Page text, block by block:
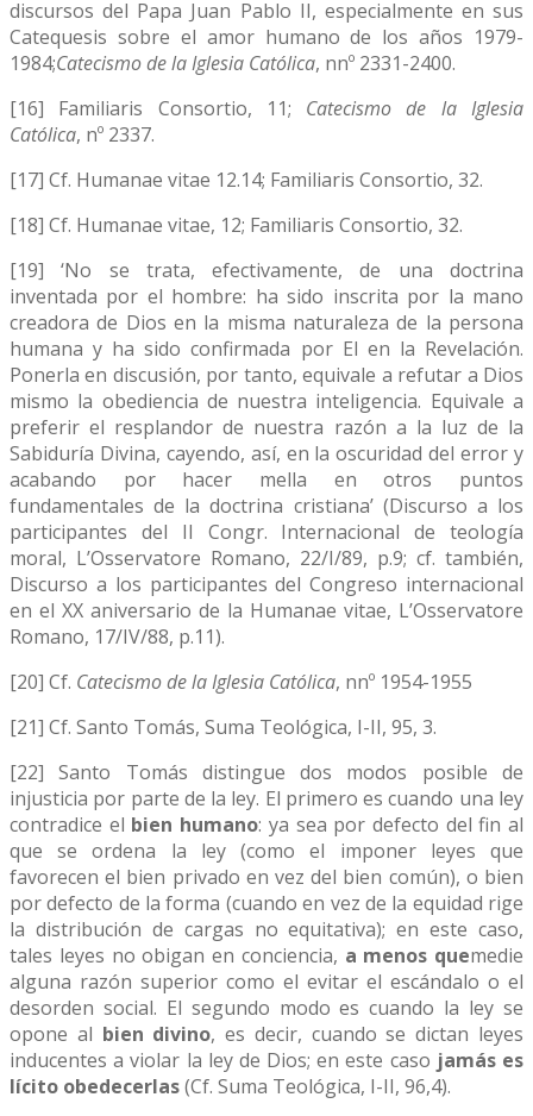
discursos del Papa Juan Pablo II, especialmente en sus
Catequesis sobre el amor humano de los años 1979-
1984;Catecismo de la Iglesia Católica, nnº 2331-2400.
[16] Familiaris Consortio, 11; Catecismo de la Iglesia
Católica, nº 2337.
[17] Cf. Humanae vitae 12.14; Familiaris Consortio, 32.
[18] Cf. Humanae vitae, 12; Familiaris Consortio, 32.
[19] ‘No se trata, efectivamente, de una doctrina
inventada por el hombre: ha sido inscrita por la mano
creadora de Dios en la misma naturaleza de la persona
humana y ha sido confirmada por El en la Revelación.
Ponerla en discusión, por tanto, equivale a refutar a Dios
mismo la obediencia de nuestra inteligencia. Equivale a
preferir el resplandor de nuestra razón a la luz de la
Sabiduría Divina, cayendo, así, en la oscuridad del error y
acabando por hacer mella en otros puntos
fundamentales de la doctrina cristiana’ (Discurso a los
participantes del II Congr. Internacional de teología
moral, L’Osservatore Romano, 22/I/89, p.9; cf. también,
Discurso a los participantes del Congreso internacional
en el XX aniversario de la Humanae vitae, L’Osservatore
Romano, 17/IV/88, p.11).
[20] Cf. Catecismo de la Iglesia Católica, nnº 1954-1955
[21] Cf. Santo Tomás, Suma Teológica, I-II, 95, 3.
[22] Santo Tomás distingue dos modos posible de
injusticia por parte de la ley. El primero es cuando una ley
contradice el bien humano: ya sea por defecto del fin al
que se ordena la ley (como el imponer leyes que
favorecen el bien privado en vez del bien común), o bien
por defecto de la forma (cuando en vez de la equidad rige
la distribución de cargas no equitativa); en este caso,
tales leyes no obigan en conciencia, a menos quemedie
alguna razón superior como el evitar el escándalo o el
desorden social. El segundo modo es cuando la ley se
opone al bien divino, es decir, cuando se dictan leyes
inducentes a violar la ley de Dios; en este caso jamás es
lícito obedecerlas(Cf. Suma Teológica, I-II, 96,4).